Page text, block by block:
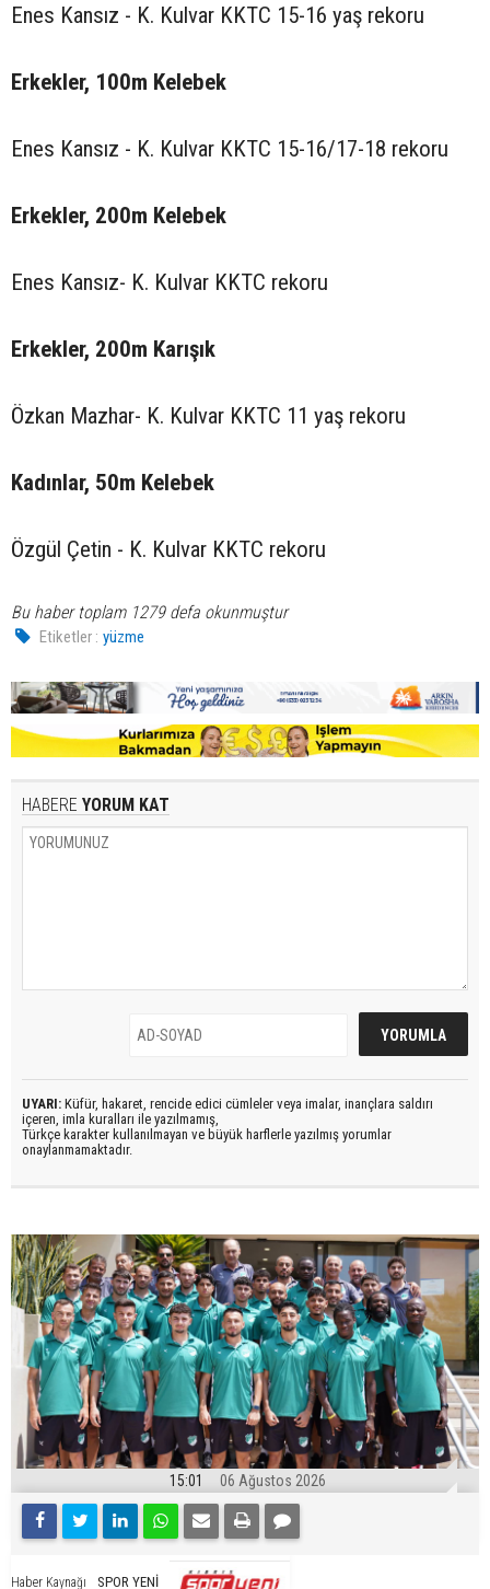
Enes Kansız - K. Kulvar KKTC 15-16 yaş rekoru
Erkekler, 100m Kelebek
Enes Kansız - K. Kulvar KKTC 15-16/17-18 rekoru
Erkekler, 200m Kelebek
Enes Kansız- K. Kulvar KKTC rekoru
Erkekler, 200m Karışık
Özkan Mazhar- K. Kulvar KKTC 11 yaş rekoru
Kadınlar, 50m Kelebek
Özgül Çetin - K. Kulvar KKTC rekoru
Bu haber toplam 1279 defa okunmuştur
Etiketler : yüzme
HABERE YORUM KAT
UYARI: Küfür, hakaret, rencide edici cümleler veya imalar, inançlara saldırı
içeren, imla kuralları ile yazılmamış,
Türkçe karakter kullanılmayan ve büyük harflerle yazılmış yorumlar
onaylanmamaktadır.
15:01 06 Ağustos 2026
Haber Kaynağı SPOR YENİ